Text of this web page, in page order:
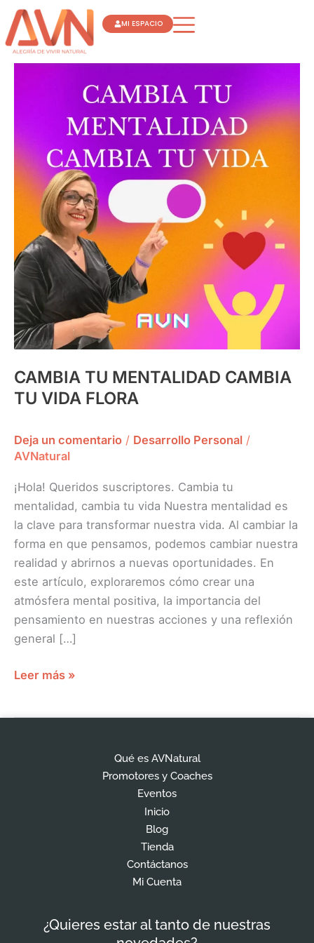
contenido
MI ESPACIO
CAMBIA TU MENTALIDAD CAMBIA
TU VIDA FLORA
Deja un comentario / Desarrollo Personal /
AVNatural
¡Hola! Queridos suscriptores. Cambia tu
mentalidad, cambia tu vida Nuestra mentalidad es
la clave para transformar nuestra vida. Al cambiar la
forma en que pensamos, podemos cambiar nuestra
realidad y abrirnos a nuevas oportunidades. En
este artículo, exploraremos cómo crear una
atmósfera mental positiva, la importancia del
pensamiento en nuestras acciones y una reflexión
general […]
TU
VIDA
FLORA
Leer más »
Qué es AVNatural
Promotores y Coaches
Eventos
Inicio
Blog
Tienda
Contáctanos
Mi Cuenta
¿Quieres estar al tanto de nuestras